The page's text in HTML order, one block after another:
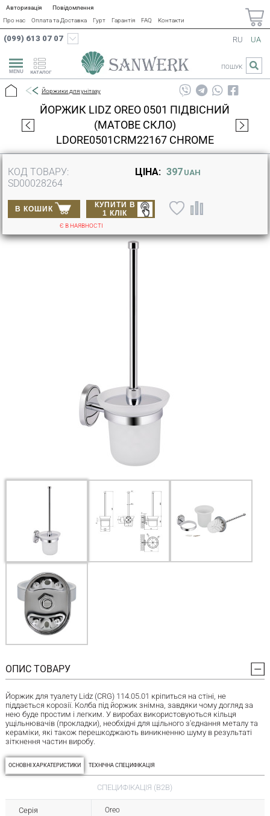
Авторизація
Повідомлення
Про нас
Оплата та Доставка Гурт Гарантія FAQ Контакти
(099) 613 07 07
КАТАЛОГ
RU UA
ПОШУК
Йоржики для унітазу
ЙОРЖИК LIDZ OREO 0501 ПІДВІСНИЙ
(МАТОВЕ СКЛО)
LDORE0501CRM22167 CHROME
КОД ТОВАРУ:
SD00028264
ЦІНА: 397 UAH
В КОШИК
КУПИТИ В
1 КЛІК
Є В НАЯВНОСТІ
ОПИС ТОВАРУ
Йоржик для туалету Lidz (CRG) 114.05.01 кріпиться на стіні, не
піддається корозії. Колба під йоржик знімна, завдяки чому догляд за
нею буде простим і легким. У виробах використовуються кільця
ущільнювачів (прокладки), необхідні для щільного з'єднання металу та
кераміки, які також перешкоджають виникненню шуму в результаті
зіткнення частин виробу.
ОСНОВНІ ХАРКАТЕРИСТИКИ ТЕХНІЧНА СПЕЦИФІКАЦІЯ
СПЕЦИФІКАЦІЯ (B2B)
Серія Oreo